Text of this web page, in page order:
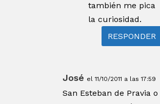
también me pica
la curiosidad.
RESPONDER
José el 11/10/2011 a las 17:59
San Esteban de Pravia o